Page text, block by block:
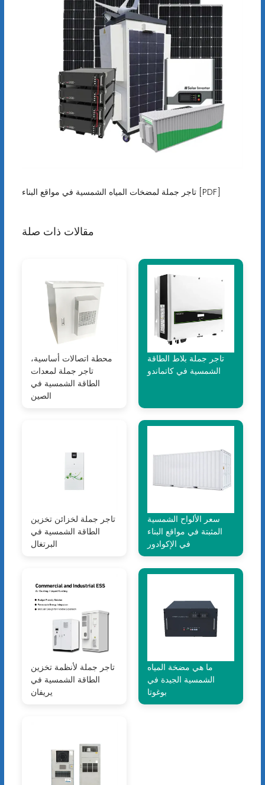
تاجر جملة لمضخات المياه الشمسية في مواقع البناء [PDF]
مقالات ذات صلة
محطة اتصالات أساسية،
تاجر جملة لمعدات
الطاقة الشمسية في
الصين
تاجر جملة بلاط الطاقة
الشمسية في كاتماندو
تاجر جملة لخزائن تخزين
الطاقة الشمسية في
البرتغال
سعر الألواح الشمسية
المثبتة في مواقع البناء
في الإكوادور
تاجر جملة لأنظمة تخزين
الطاقة الشمسية في
يريفان
ما هي مضخة المياه
الشمسية الجيدة في
بوغوتا